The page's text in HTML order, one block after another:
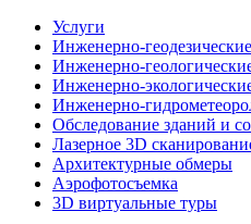
Услуги
Инженерно-
Инженерно-
Инженерно-
Инженерно-
Обследование зданий и
Лазерное 3D
Архитектурные обмеры
Аэрофотосъемка
3D виртуальные туры